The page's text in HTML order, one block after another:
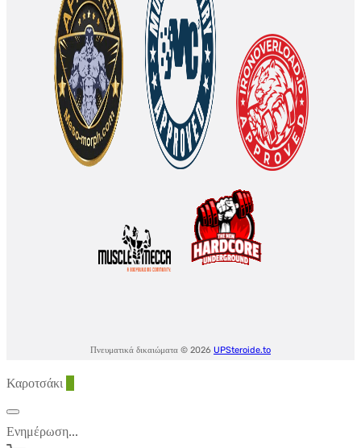
Πνευματικά δικαιώματα © 2026 UPSteroide.to
Καροτσάκι
Ενημέρωση...